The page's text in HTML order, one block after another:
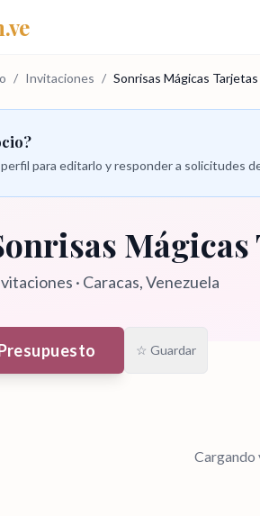
/ Invitaciones / Sonrisas Mágicas Tarjetas
perfil para editarlo y responder a solicitudes
· Caracas, Venezuela
☆ Guardar
Cargando